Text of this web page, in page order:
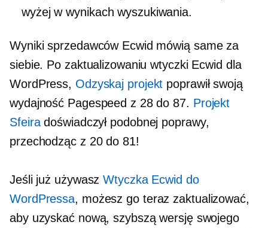
wyżej w wynikach wyszukiwania.
Wyniki sprzedawców Ecwid mówią same za
siebie. Po zaktualizowaniu wtyczki Ecwid dla
WordPress, Odzyskaj projekt poprawił swoją
wydajność Pagespeed z 28 do 87. Projekt
Sfeiradoświadczył podobnej poprawy,
przechodząc z 20 do 81!
Jeśli już używaszWtyczka Ecwid do
WordPressa, możesz go teraz zaktualizować,
aby uzyskać nową, szybszą wersję swojego